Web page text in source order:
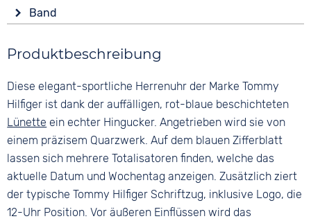
Wasserdicht
Form
Rund
Material
Farbe
Silber
Blau
Analog
Blau
Ziffern
Keine
Band
Silber
Material
Edelstahl
Bandschließe
Faltschließe
Produktbeschreibung
Diese elegant-sportliche Herrenuhr der Marke Tommy
Hilfiger ist dank der auffälligen, rot-blaue beschichteten
Lünette ein echter Hingucker. Angetrieben wird sie von
einem präzisem Quarzwerk. Auf dem blauen Zifferblatt
lassen sich mehrere Totalisatoren finden, welche das
aktuelle Datum und Wochentag anzeigen. Zusätzlich ziert
der typische Tommy Hilfiger Schriftzug, inklusive Logo, die
12-Uhr Position. Vor äußeren Einflüssen wird das